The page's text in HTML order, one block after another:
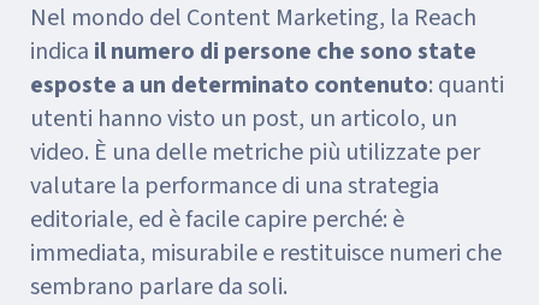
Nel mondo del Content Marketing, la Reach
indica il numero di persone che sono state
esposte a un determinato contenuto: quanti
utenti hanno visto un post, un articolo, un
video. È una delle metriche più utilizzate per
valutare la performance di una strategia
editoriale, ed è facile capire perché: è
immediata, misurabile e restituisce numeri che
sembrano parlare da soli.